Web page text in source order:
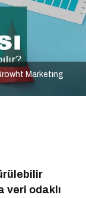
Marketıng
veri odaklı